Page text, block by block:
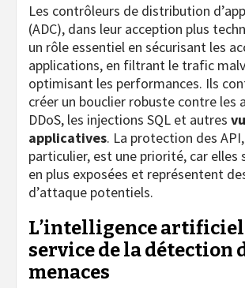
Les contrôleurs de distribution
(ADC), dans leur acception plus
un rôle essentiel en sécurisant les
applications, en filtrant le trafic
optimisant les performances. Ils
créer un bouclier robuste contre les
DDoS, les injections SQL et autres
applicatives. La protection des
particulier, est une priorité, car elles
en plus exposées et représentent
d’attaque potentiels.
L’intelligence
service de la détection
menaces